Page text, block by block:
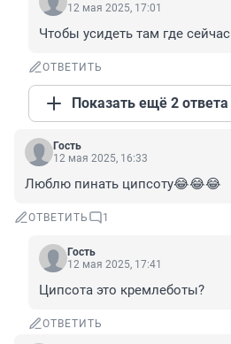
12 мая 2025, 17:01
Чтобы усидеть там где сейчас
ОТВЕТИТЬ
Показать ещё 2 ответа
Гость
12 мая 2025, 16:33
Люблю пинать ципсоту😂😂😂
ОТВЕТИТЬ 1
Гость
12 мая 2025, 17:41
Ципсота это кремлеботы?
ОТВЕТИТЬ